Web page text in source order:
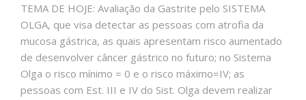
TEMA DE HOJE: Avaliação da Gastrite pelo SISTEMA
OLGA, que visa detectar as pessoas com atrofia da
mucosa gástrica, as quais apresentam risco aumentado
de desenvolver câncer gástrico no futuro; no Sistema
Olga o risco mínimo = 0 e o risco máximo=IV; as
pessoas com Est. III e IV do Sist. Olga devem realizar